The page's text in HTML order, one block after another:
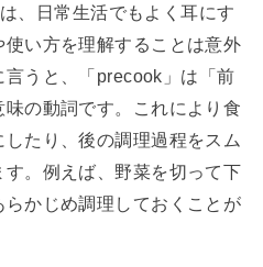
、日常生活でもよく耳にす
い方を理解することは意外
うと、「precook」は「前
の動詞です。これにより食
たり、後の調理過程をスム
。例えば、野菜を切って下
かじめ調理しておくことが